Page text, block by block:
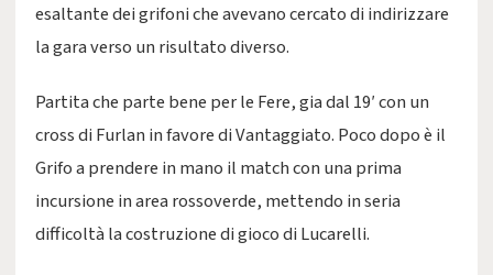
esaltante dei grifoni che avevano cercato di indirizzare
la gara verso un risultato diverso.
Partita che parte bene per le Fere, gia dal 19′ con un
cross di Furlan in favore di Vantaggiato. Poco dopo è il
Grifo a prendere in mano il match con una prima
incursione in area rossoverde, mettendo in seria
difficoltà la costruzione di gioco di Lucarelli.